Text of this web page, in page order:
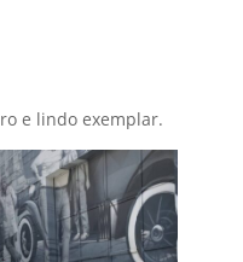
e lindo exemplar.